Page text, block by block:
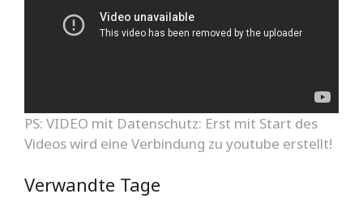
PS: VIDEO mit Datenschutz: Erst mit Start des
Videos wird eine Verbindung zu youtube erstellt!
Verwandte Tage